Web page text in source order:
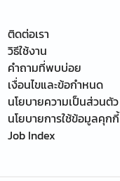
ติดต่อเรา
วิธีใช้งาน
คำถามที่พบบ่อย
เงื่อนไขและข้อกำหนด
นโยบายความเป็นส่วนตัว
นโยบายการใช้ข้อมูลคุกกี้
Job Index